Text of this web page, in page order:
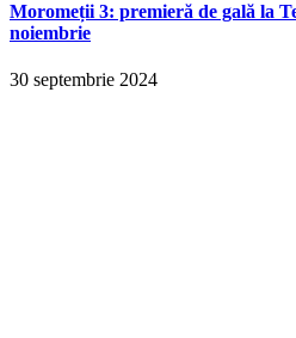
Moromeții 3: premieră de gală la
noiembrie
30 septembrie 2024